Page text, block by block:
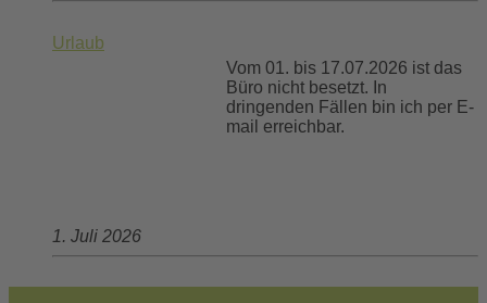
Urlaub
Vom 01. bis 17.07.2026 ist das
Büro nicht besetzt. In
dringenden Fällen bin ich per E-
mail erreichbar.
1. Juli 2026